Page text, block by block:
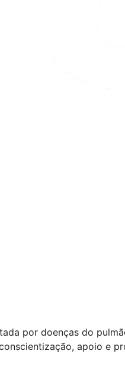
por doenças do
apoio e